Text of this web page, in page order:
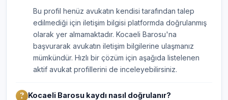
Bu profil henüz avukatın kendisi tarafından talep
edilmediği için iletişim bilgisi platformda doğrulanmış
olarak yer almamaktadır. Kocaeli Barosu'na
başvurarak avukatın iletişim bilgilerine ulaşmanız
mümkündür. Hızlı bir çözüm için aşağıda listelenen
aktif avukat profillerini de inceleyebilirsiniz.
Kocaeli Barosu kaydı nasıl doğrulanır?